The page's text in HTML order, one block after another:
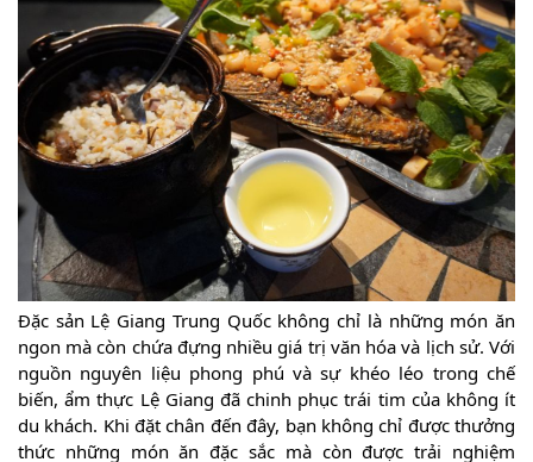
Đặc sản Lệ Giang Trung Quốc không chỉ là những món ăn
ngon mà còn chứa đựng nhiều giá trị văn hóa và lịch sử. Với
nguồn nguyên liệu phong phú và sự khéo léo trong chế
biến, ẩm thực Lệ Giang đã chinh phục trái tim của không ít
du khách. Khi đặt chân đến đây, bạn không chỉ được thưởng
thức những món ăn đặc sắc mà còn được trải nghiệm